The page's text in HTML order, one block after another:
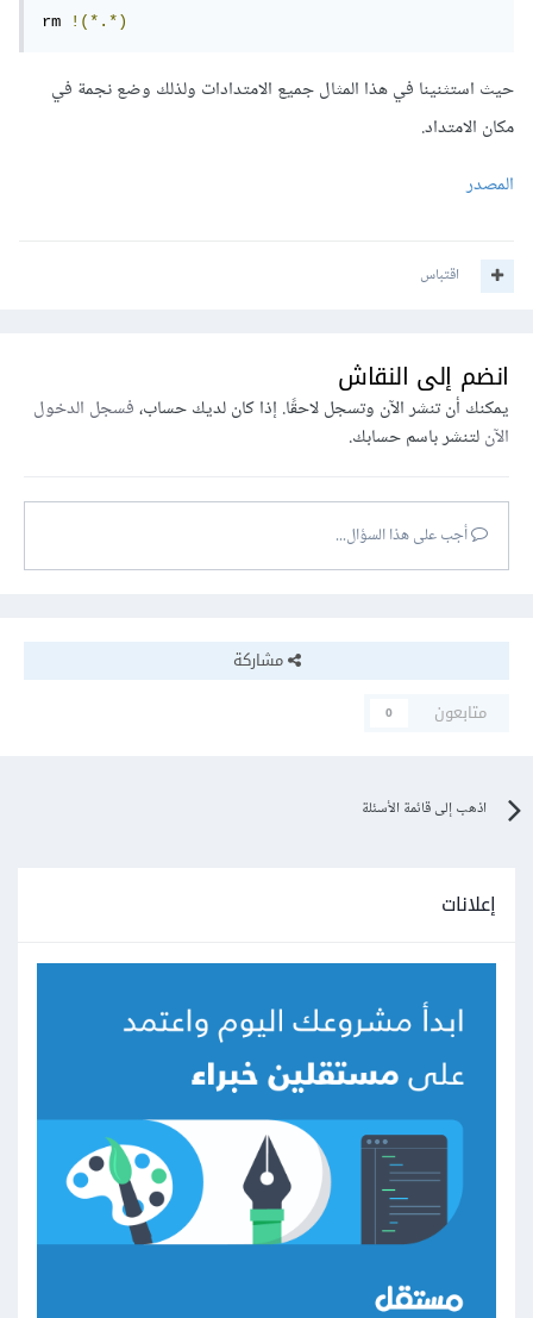
rm !(*.*)
حيث استثنينا في هذا المثال جميع الامتدادات ولذلك وضع نجمة في
مكان الامتداد.
المصدر
اقتباس
انضم إلى النقاش
يمكنك أن تنشر الآن وتسجل لاحقًا. إذا كان لديك حساب،فسجل الدخول
الآنلتنشر باسم حسابك.
أجب على هذا السؤال...
مشاركة
متابعون
0
اذهب إلى قائمة الأسئلة
إعلانات